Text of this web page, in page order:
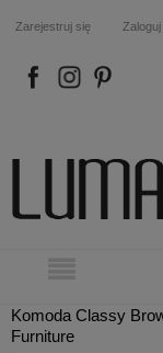
Zarejestruj się
FB IN P
Komoda Classy
Furniture